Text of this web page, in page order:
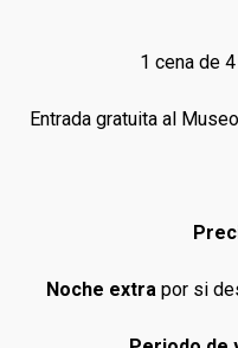
1 cena de
Entrada gratuita al
Noche extra por si